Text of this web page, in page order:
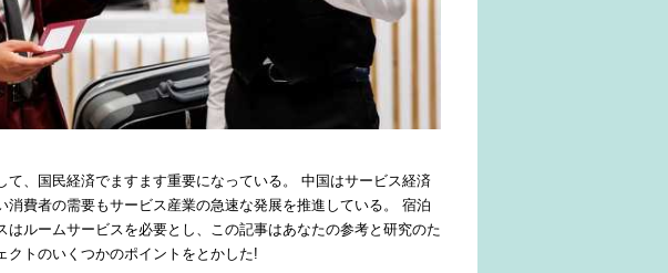
て、国民経済でますます重要になっている。 中国はサービス経済
消費者の需要もサービス産業の急速な発展を推進している。 宿泊
はルームサービスを必要とし、この記事はあなたの参考と研究のた
クトのいくつかのポイントをとかした!